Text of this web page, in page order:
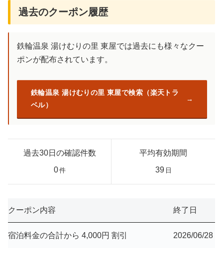
過去のクーポン履歴
鉄輪温泉 湯けむりの里 東屋では過去にも様々なクー
ポンが配布されています。
鉄輪温泉 湯けむりの里 東屋で検索（楽天トラ
ベル）
過去30日の確認件数
0件
平均有効期間
39 日
クーポン内容 終了日
宿泊料金の合計から 4,000円 割引 2026/06/28